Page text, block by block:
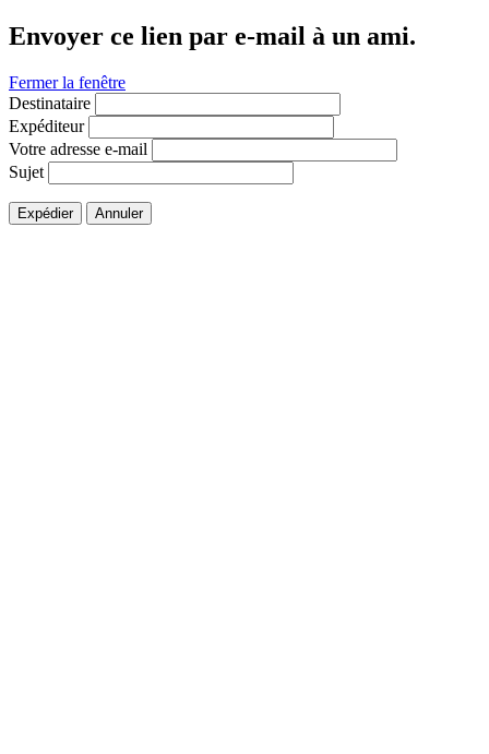
Envoyer ce lien par e-mail à un ami.
Fermer la fenêtre
Destinataire
Expéditeur
Votre adresse e-mail
Sujet
Expédier Annuler